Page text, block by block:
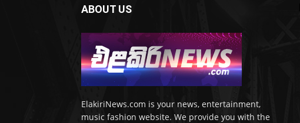
ABOUT US
ElakiriNews.com is your news, entertainment,
music fashion website. We provide you with the